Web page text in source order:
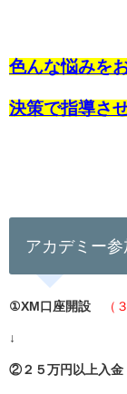
色んな悩みを
決策で指導さ
アカデミー
①XM口座開設 （
↓
②２５万円以上入金